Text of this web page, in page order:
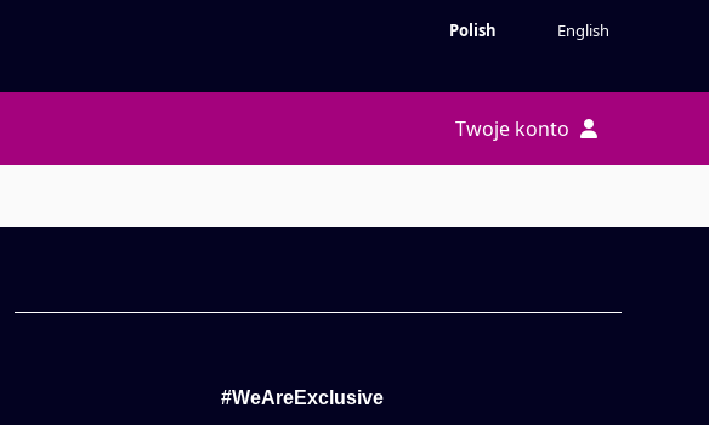
Polish English
Twoje konto
#WeAreExclusive